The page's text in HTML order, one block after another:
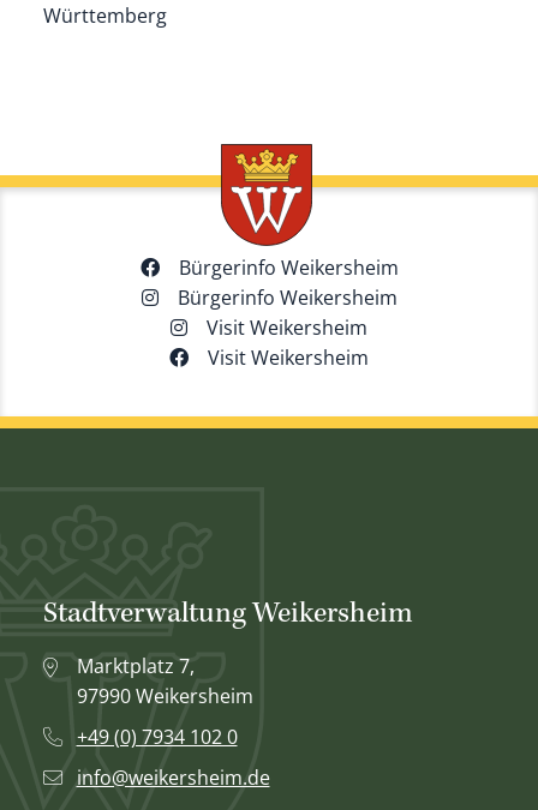
Württemberg
Bürgerinfo Weikersheim
Bürgerinfo Weikersheim
Visit Weikersheim
Visit Weikersheim
Stadtverwaltung Weikersheim
Marktplatz 7,
97990 Weikersheim
+49 (0) 7934 102 0
info@weikersheim.de